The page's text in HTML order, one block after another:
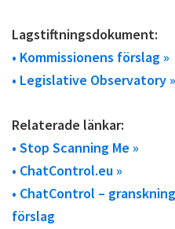
Lagstiftningsdokument:
• Kommissionens förslag »
• Legislative Observatory »
Relaterade länkar:
• Stop Scanning Me »
• ChatControl.eu »
• ChatControl –
förslag